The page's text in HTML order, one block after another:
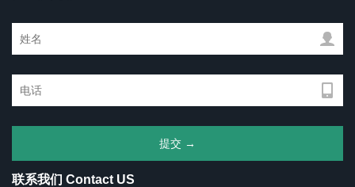
联系我们 Contact US